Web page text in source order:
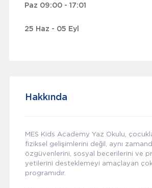
Paz 09:00 - 17:01
25 Haz - 05 Eyl
Hakkında
MES Kids Academy Yaz Okulu,
fiziksel gelişimlerini değil, aynı
özgüvenlerini, sosyal becerilerini ve
yetilerini desteklemeyi amaçlayan
programıdır.